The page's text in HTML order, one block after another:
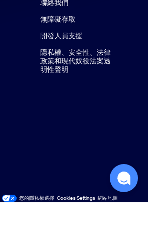
聯絡我們
無障礙存取
開發人員支援
隱私權、安全性、法律
政策和現代奴役法案透
明性聲明
您的隱私權選擇 Cookies Settings 網站地圖
網站地圖